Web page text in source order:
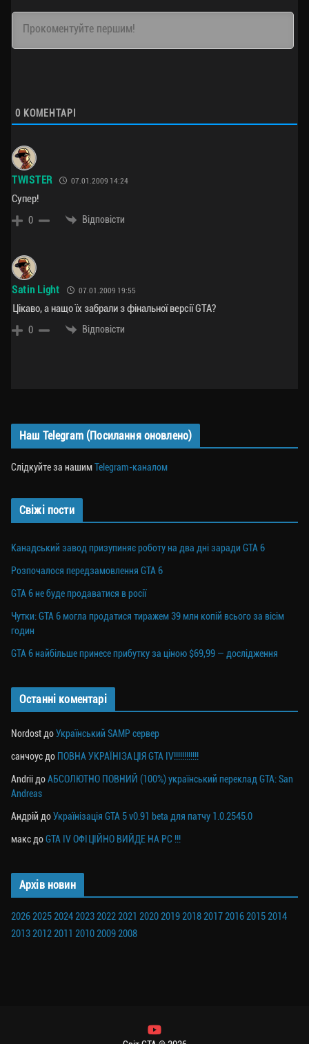
0 КОМЕНТАРІ
TWISTER 07.01.2009 14:24
Супер!
0 Відповісти
Satin Light 07.01.2009 19:55
Цікаво, а нащо їх забрали з фінальної версії GTA?
0 Відповісти
Наш Telegram (Посилання оновлено)
Слідкуйте за нашимTelegram-каналом
Свіжі пости
Канадський завод призупиняє роботу на два дні заради GTA 6
Розпочалося передзамовлення GTA 6
GTA 6 не буде продаватися в росії
Чутки: GTA 6 могла продатися тиражем 39 млн копій всього за вісім
годин
GTA 6 найбільше принесе прибутку за ціною $69,99 — дослідження
Останні коментарі
Nordost доУкраїнський SAMP сервер
санчоус до ПОВНА УКРАЇНІЗАЦІЯ GTA IV!!!!!!!!!!!!
Andrii доАБСОЛЮТНО ПОВНИЙ (100%) український переклад GTA: San
Andreas
Андрій доУкраїнізація GTA 5 v0.91 beta для патчу 1.0.2545.0
макс доGTA IV ОФІЦІЙНО ВИЙДЕ НА PC !!!
Архів новин
202620252024202320222021 2020201920182017201620152014
201320122011 201020092008